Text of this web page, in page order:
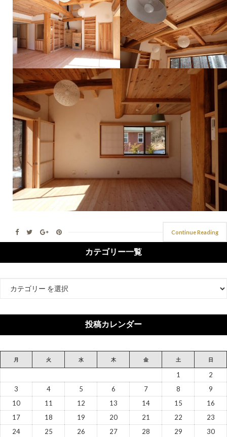
Continue Reading
カテゴリー一覧
リ
投稿カレンダー
月 火 水 木 金 土 日
1
2
3
4 5 6 7 8
9
10
11 12 13 14 15
16
17
18 19 20 21 22
23
24
25 26 27 28 29 30